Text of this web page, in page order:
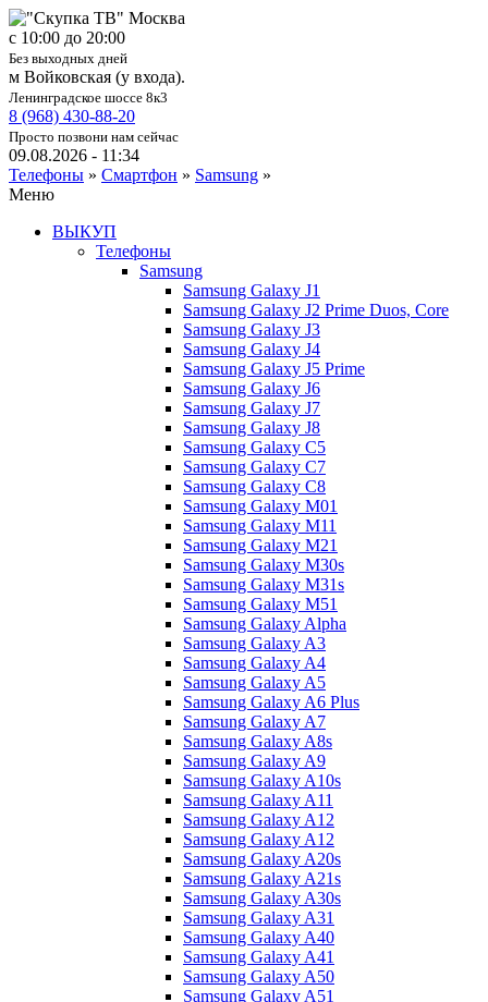
c 10:00 до 20:00
Без выходных дней
м Войковская (у входа).
Ленинградское шоссе 8к3
8 (968) 430-88-20
Просто позвони нам сейчас
09.08.2026 - 11:34
Телефоны » Смартфон » Samsung »
Меню
ВЫКУП
Телефоны
Samsung
Samsung Galaxy J1
Samsung Galaxy J2 Prime Duos, Core
Samsung Galaxy J3
Samsung Galaxy J4
Samsung Galaxy J5 Prime
Samsung Galaxy J6
Samsung Galaxy J7
Samsung Galaxy J8
Samsung Galaxy C5
Samsung Galaxy C7
Samsung Galaxy C8
Samsung Galaxy M01
Samsung Galaxy M11
Samsung Galaxy M21
Samsung Galaxy M30s
Samsung Galaxy M31s
Samsung Galaxy M51
Samsung Galaxy Alpha
Samsung Galaxy A3
Samsung Galaxy A4
Samsung Galaxy A5
Samsung Galaxy A6 Plus
Samsung Galaxy A7
Samsung Galaxy A8s
Samsung Galaxy A9
Samsung Galaxy A10s
Samsung Galaxy A11
Samsung Galaxy A12
Samsung Galaxy A12
Samsung Galaxy A20s
Samsung Galaxy A21s
Samsung Galaxy A30s
Samsung Galaxy A31
Samsung Galaxy A40
Samsung Galaxy A41
Samsung Galaxy A50
Samsung Galaxy A51